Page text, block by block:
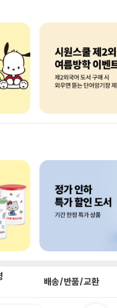
배송/반품/교환